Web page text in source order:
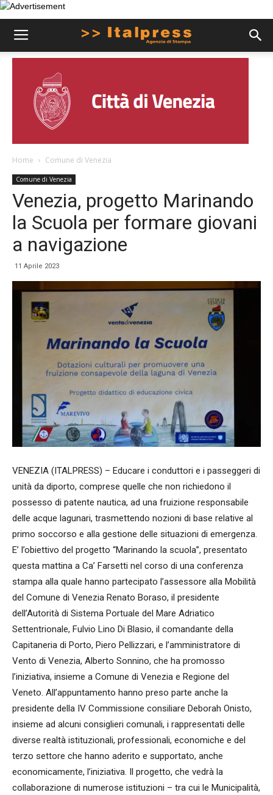
Home Comune di Venezia
Comune di Venezia
Venezia, progetto Marinando
la Scuola per formare giovani
a navigazione
11 Aprile 2023
VENEZIA (ITALPRESS) – Educare i conduttori e i passeggeri di
unità da diporto, comprese quelle che non richiedono il
possesso di patente nautica, ad una fruizione responsabile
delle acque lagunari, trasmettendo nozioni di base relative al
primo soccorso e alla gestione delle situazioni di emergenza.
E’ l’obiettivo del progetto “Marinando la scuola”, presentato
questa mattina a Ca’ Farsetti nel corso di una conferenza
stampa alla quale hanno partecipato l’assessore alla Mobilità
del Comune di Venezia Renato Boraso, il presidente
dell’Autorità di Sistema Portuale del Mare Adriatico
Settentrionale, Fulvio Lino Di Blasio, il comandante della
Capitaneria di Porto, Piero Pellizzari, e l’amministratore di
Vento di Venezia, Alberto Sonnino, che ha promosso
l’iniziativa, insieme a Comune di Venezia e Regione del
Veneto. All’appuntamento hanno preso parte anche la
presidente della IV Commissione consiliare Deborah Onisto,
insieme ad alcuni consiglieri comunali, i rappresentati delle
diverse realtà istituzionali, professionali, economiche e del
terzo settore che hanno aderito e supportato, anche
economicamente, l’iniziativa. Il progetto, che vedrà la
collaborazione di numerose istituzioni – tra cui le Municipalità,